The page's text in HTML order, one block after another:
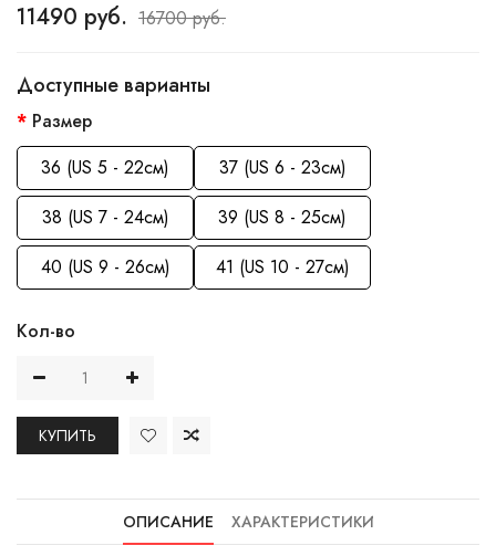
11490 руб. 16700 руб.
Доступные варианты
Размер
36 (US 5 - 22см)
37 (US 6 - 23см)
38 (US 7 - 24см)
39 (US 8 - 25см)
40 (US 9 - 26см)
41 (US 10 - 27см)
Кол-во
КУПИТЬ
ОПИСАНИЕ ХАРАКТЕРИСТИКИ